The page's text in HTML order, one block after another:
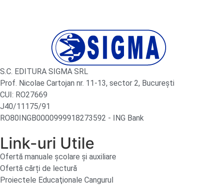
S.C. EDITURA SIGMA SRL
Prof. Nicolae Cartojan nr. 11-13, sector 2, București
CUI: RO27669
J40/11175/91
RO80INGB0000999918273592 - ING Bank
Link-uri Utile
Ofertă manuale şcolare şi auxiliare
Ofertă cărți de lectură
Proiectele Educaţionale Cangurul